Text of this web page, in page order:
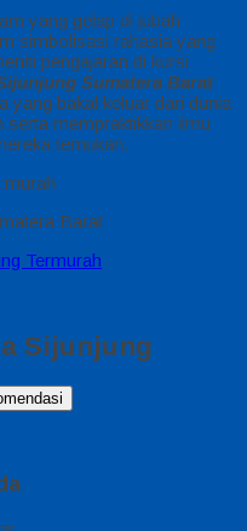
yang gelap di jubah
simbolisasi rahasia yang
pengajaran di kursi
Sumatera Barat
yang bakal keluar dari dunia
serta mempraktikkan ilmu
temukan.
Barat
Termurah
Sijunjung